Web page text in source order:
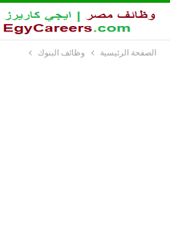
الصفحة الرئيسية وظائف البنوك